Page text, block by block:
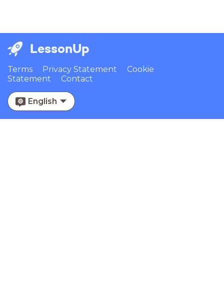
LessonUp
Terms Privacy Statement
Cookie
Statement
Contact
English